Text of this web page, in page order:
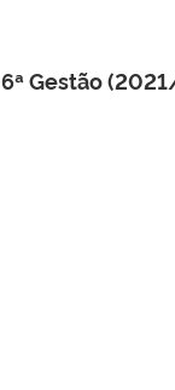
6ª Gestão